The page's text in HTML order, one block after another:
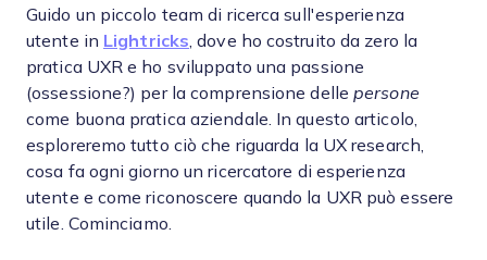
Guido un piccolo team di ricerca sull'esperienza
utente in Lightricks , dove ho costruito da zero la
pratica UXR e ho sviluppato una passione
(ossessione?) per la comprensione delle persone
come buona pratica aziendale. In questo articolo,
esploreremo tutto ciò che riguarda la UX research,
cosa fa ogni giorno un ricercatore di esperienza
utente e come riconoscere quando la UXR può essere
utile. Cominciamo.